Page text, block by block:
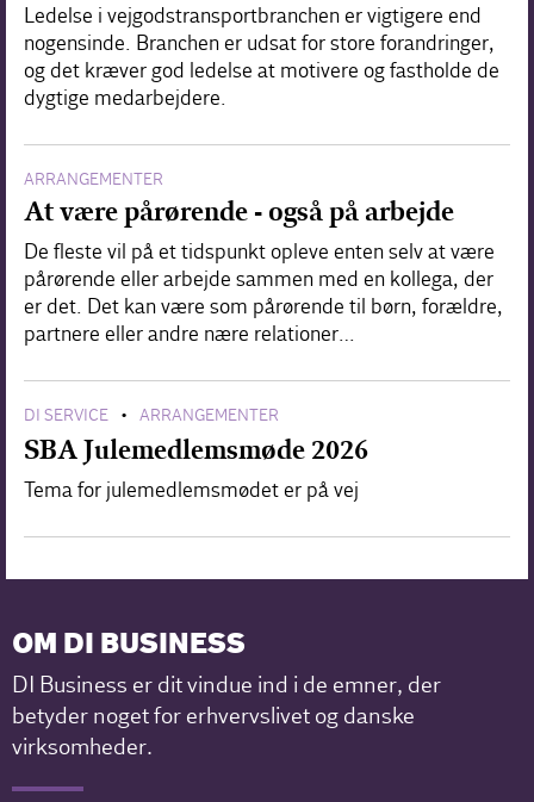
Ledelse i vejgodstransportbranchen er vigtigere end
nogensinde. Branchen er udsat for store forandringer,
og det kræver god ledelse at motivere og fastholde de
dygtige medarbejdere.
ARRANGEMENTER
At være pårørende - også på arbejde
De fleste vil på et tidspunkt opleve enten selv at være
pårørende eller arbejde sammen med en kollega, der
er det. Det kan være som pårørende til børn, forældre,
partnere eller andre nære relationer…
DI SERVICE • ARRANGEMENTER
SBA Julemedlemsmøde 2026
Tema for julemedlemsmødet er på vej
OM DI BUSINESS
DI Business er dit vindue ind i de emner, der
betyder noget for erhvervslivet og danske
virksomheder.